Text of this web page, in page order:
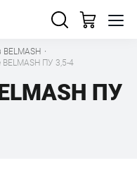
·
ПУ 3,5-4
ПУ